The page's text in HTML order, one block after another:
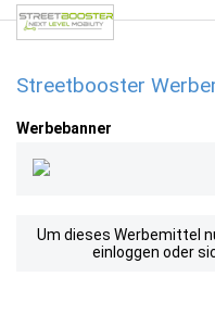
Streetbooster
Werbebanner
Um dieses Werbemittel
einloggen oder